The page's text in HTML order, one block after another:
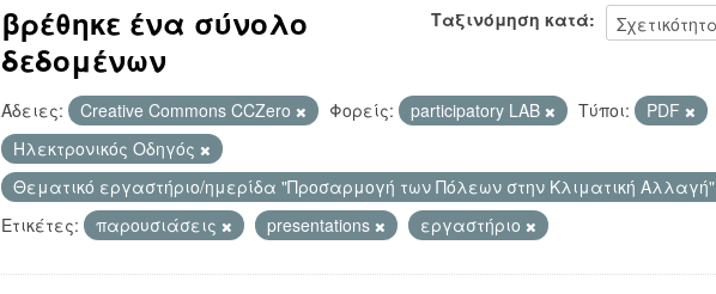
Ταξινόμηση κατά
βρέθηκε ένα σύνολο
δεδομένων
Άδειες: Creative Commons CCZero Φορείς: participatory LAB Τύποι: PDF
Hλεκτρονικός Οδηγός
Θεματικό εργαστήριο/ημερίδα "Προσαρμογή των Πόλεων στην Κλιματική Αλλαγή"
Ετικέτες:
παρουσιάσεις presentations εργαστήριο